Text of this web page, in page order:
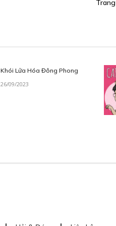
Trang
Khói Lửa Hóa Đông Phong
26/09/2023